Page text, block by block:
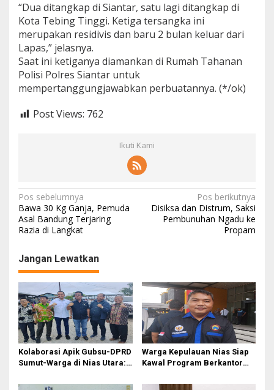
“Dua ditangkap di Siantar, satu lagi ditangkap di
Kota Tebing Tinggi. Ketiga tersangka ini
merupakan residivis dan baru 2 bulan keluar dari
Lapas,” jelasnya.
Saat ini ketiganya diamankan di Rumah Tahanan
Polisi Polres Siantar untuk
mempertanggungjawabkan perbuatannya. (*/ok)
Post Views: 762
Ikuti Kami
N
a
v
i
g
a
s
i
p
o
s
Pos sebelumnya
Bawa 30 Kg Ganja, Pemuda
Asal Bandung Terjaring
Razia di Langkat
Pos berikutnya
Disiksa dan Distrum, Saksi
Pembunuhan Ngadu ke
Propam
Jangan Lewatkan
Kolaborasi Apik Gubsu-DPRD
Sumut-Warga di Nias Utara:
Akhirnya Diperbaiki
Warga Kepulauan Nias Siap
Kawal Program Berkantor